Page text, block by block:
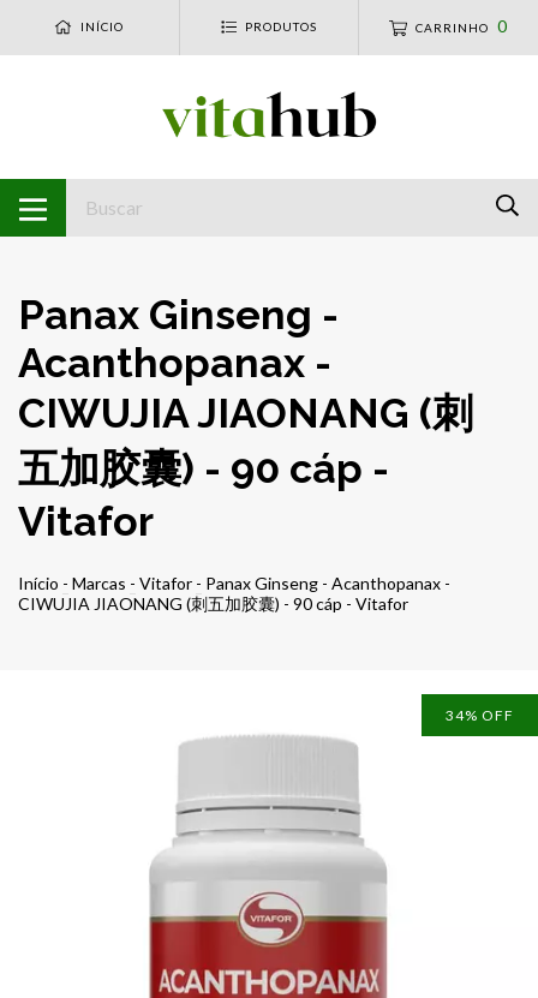
INÍCIO PRODUTOS CARRINHO 0
Panax Ginseng -
Acanthopanax -
CIWUJIA JIAONANG (刺
五加胶囊) - 90 cáp -
Vitafor
Início - Marcas - Vitafor - Panax Ginseng - Acanthopanax -
CIWUJIA JIAONANG (刺五加胶囊) - 90 cáp - Vitafor
34% OFF